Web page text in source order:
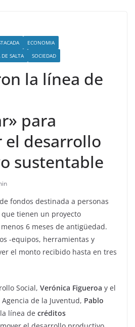
ECONOMIA
SALTA
SOCIEDAD
la línea de
para
el desarrollo
sustentable
fondos destinada a personas
tienen un proyecto
6 meses de antigüedad.
-equipos, herramientas y
el monto recibido hasta en tres
Social, Verónica Figueroa y el
de la Juventud, Pablo
línea de créditos